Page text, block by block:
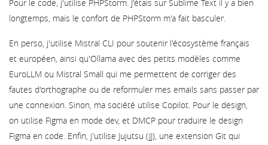
Pour le code, j'utilise PHPStorm. J'étais sur Sublime Text il y a bien
longtemps, mais le confort de PHPStorm m'a fait basculer.
En perso, j'utilise Mistral CLI pour soutenir l'écosystème français
et européen, ainsi qu'Ollama avec des petits modèles comme
EuroLLM ou Mistral Small qui me permettent de corriger des
fautes d'orthographe ou de reformuler mes emails sans passer par
une connexion. Sinon, ma société utilise Copilot. Pour le design,
on utilise Figma en mode dev, et DMCP pour traduire le design
Figma en code. Enfin, j'utilise Jujutsu (JJ), une extension Git qui